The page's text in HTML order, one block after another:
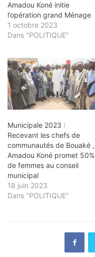
Amadou Koné initie
l’opération grand Ménage
1 octobre 2023
Dans "POLITIQUE"
Municipale 2023 :
Recevant les chefs de
communautés de Bouaké ,
Amadou Koné promet 50%
de femmes au conseil
municipal
18 juin 2023
Dans "POLITIQUE"